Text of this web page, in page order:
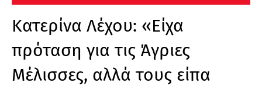
Κατερίνα Λέχου: «Είχα
πρόταση για τις Άγριες
Μέλισσες, αλλά τους είπα